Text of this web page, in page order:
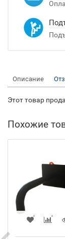
Описание
Этот товар
Похожие